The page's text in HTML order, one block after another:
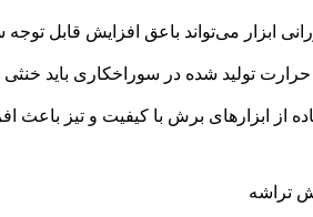
ابزار می‌تواند باعق افزایش قابل
حرارت تولید شده در سوراخکاری باید
از ابزارهای برش با کیفیت و تیز
تراشه